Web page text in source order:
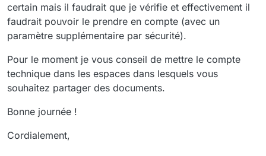
certain mais il faudrait que je vérifie et effectivement il
faudrait pouvoir le prendre en compte (avec un
paramètre supplémentaire par sécurité).
Pour le moment je vous conseil de mettre le compte
technique dans les espaces dans lesquels vous
souhaitez partager des documents.
Bonne journée !
Cordialement,